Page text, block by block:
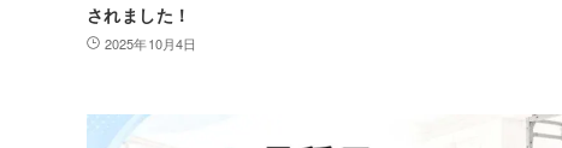
されました！
2025年10月4日